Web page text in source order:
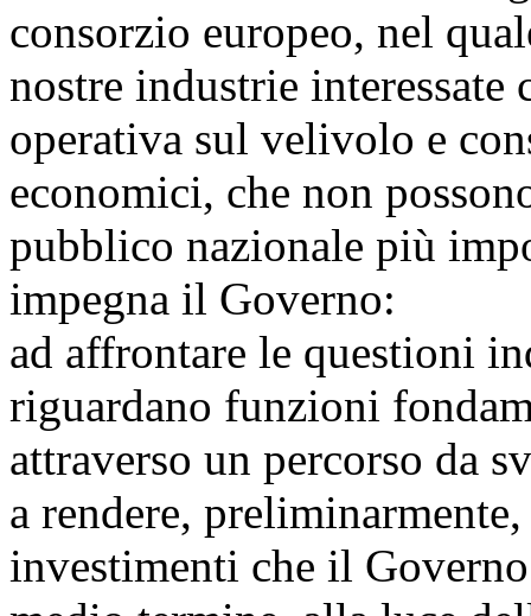
consorzio europeo, nel
nostre industrie interessate
operativa sul velivolo e
economici, che non
pubblico nazionale più
impegna il Governo:
ad affrontare le questioni
riguardano funzioni
attraverso un percorso da
a rendere,
investimenti che il